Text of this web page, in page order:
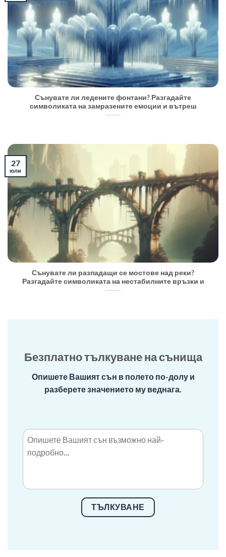
Сънувате ли ледените фонтани? Разгадайте
символиката на замразените емоции и вътреш
Сънувате ли разпадащи се мостове над реки?
Разгадайте символиката на нестабилните връзки и
27
юли
Безплатно тълкуване на сънища
Опишете Вашият сън в полето по-долу и
разберете значението му веднага.
ТЪЛКУВАНЕ